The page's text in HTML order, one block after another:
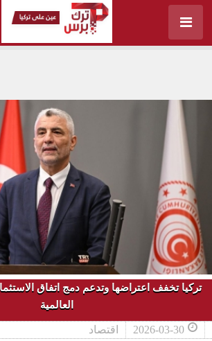
تركيا تخفف اعتراضها وتدعم دمج اتفاق
العالمية
2026-03-30 اقتصاد